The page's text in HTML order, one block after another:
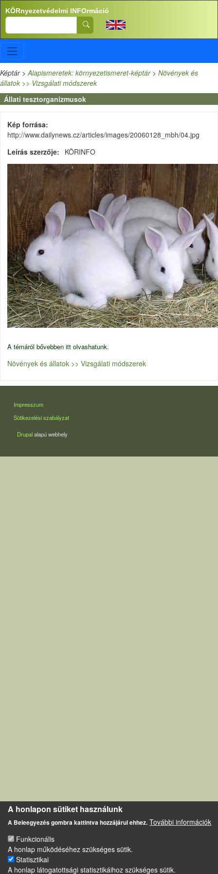
Ugrás a tartalomra
KÖRnyezetvédelmi INFOrmáció
Search
Képtár>Alapismeretek: környezetismeret-képtár> Növények és
állatok >> Vizsgálati módszerek
Állati tesztorganizmusok
Kép forrása
http://www.dailynews.cz/articles/images/20060128_mbh/04.jpg
Leírás szerzője
KÖRINFO
A témáról bővebben itt olvashatunk.
Növények és állatok >> Vizsgálati módszerek
LÁBLÉC
Impresszum
Sütikezelési szabályzat
Drupalalapú webhely
A honlapon sütiket használunk
A Beleegyezés gombra kattintva hozzájárul ehhez. További információk
Funkcionális
A honlap működéséhez szükséges sütik.
Statisztikai
A honlap látogatottsági statisztikáihoz szükséges sütik.